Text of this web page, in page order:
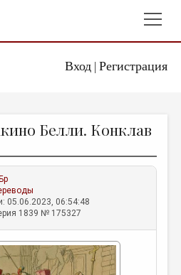
Вход| Регистрация
Белли. Конклав
05.06.2023, 06:54:48
1839 № 175327